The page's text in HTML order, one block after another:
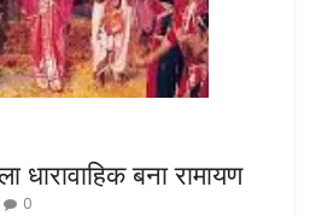
धारावाहिक बना रामायण
0